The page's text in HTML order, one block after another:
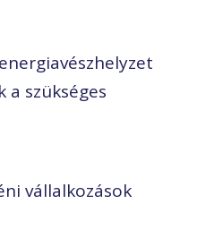
szükséges
vállalkozások